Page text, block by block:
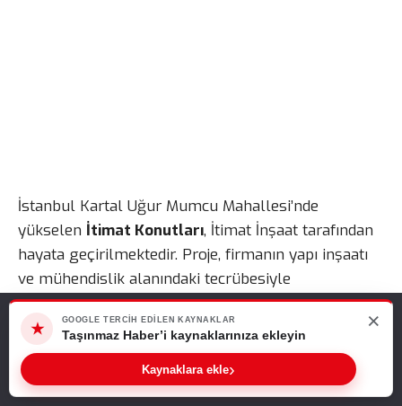
İstanbul Kartal Uğur Mumcu Mahallesi’nde
yükselen İtimat Konutları, İtimat İnşaat tarafından
hayata geçirilmektedir. Proje, firmanın yapı inşaatı
ve mühendislik alanındaki tecrübesiyle
geliştirilmektedir. Ayrıca modern mimari anlayışı ve
fonksiyonel yaşam alanlarıyla dikkat çekmektedir.
Bunun yanı sıra yatırım ve oturum amacıyla tercih
edilebilecek nitelikte planlanmaktadır.
Web sitemizde size en iyi deneyimi sunabilmemiz için çerezleri
kullanıyoruz. Bu siteyi kullanmaya devam ederseniz, bunu kabul
ettiğinizi varsayarız.
Tamam
★
GOOGLE TERCIH EDILEN KAYNAKLAR
Taşınmaz Haber’i kaynaklarınıza ekleyin
Kaynaklara ekle›
×